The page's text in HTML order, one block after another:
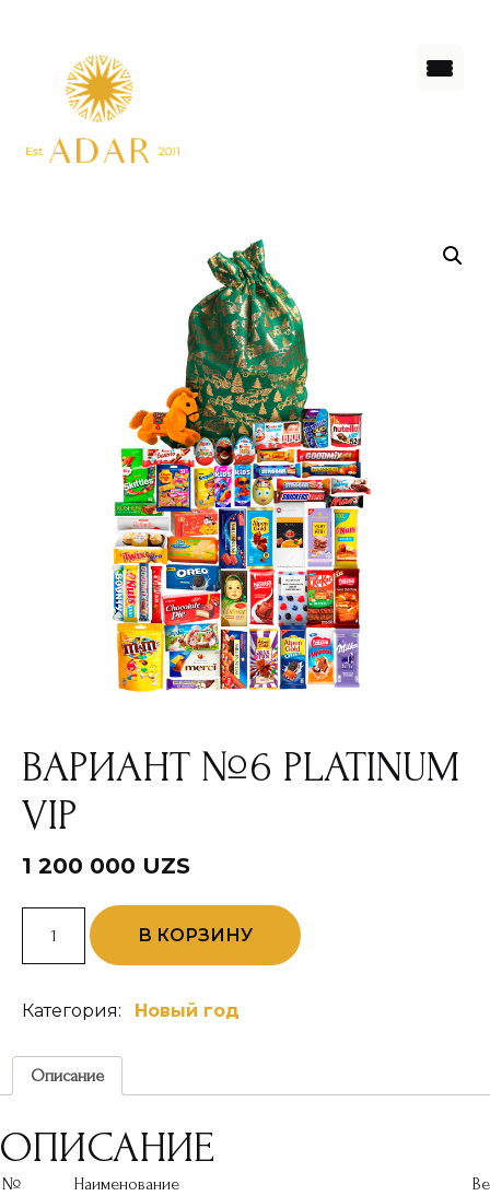
ВАРИАНТ №6 PLATINUM
VIP
1 200 000 UZS
Количество
товара
VIP
В КОРЗИНУ
Категория: Новый год
Описание
ОПИСАНИЕ
№ Наименование